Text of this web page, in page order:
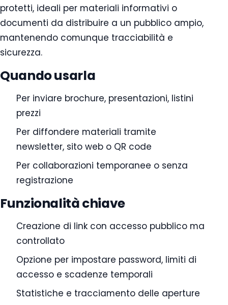
protetti, ideali per materiali informativi o
documenti da distribuire a un pubblico ampio,
mantenendo comunque tracciabilità e
sicurezza.
Quando usarla
Per inviare brochure, presentazioni, listini
prezzi
Per diffondere materiali tramite
newsletter, sito web o QR code
Per collaborazioni temporanee o senza
registrazione
Funzionalità chiave
Creazione di link con accesso pubblico ma
controllato
Opzione per impostare password, limiti di
accesso e scadenze temporali
Statistiche e tracciamento delle aperture